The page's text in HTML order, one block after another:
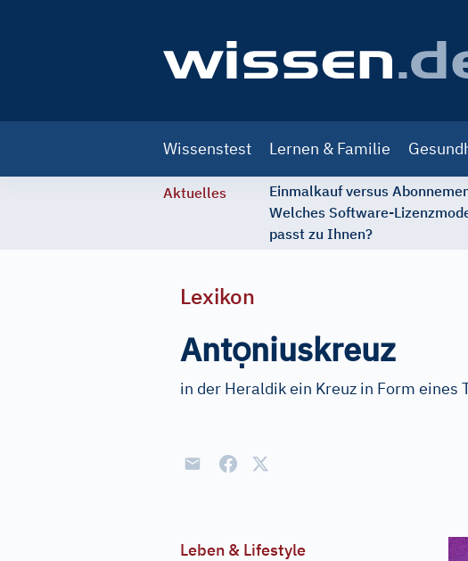
navigation
Wissenstest Lernen & Familie
Aktuelles
Einmalkauf versus
Welches Software-
passt zu Ihnen?
Lexikon
Antọniuskreuz
in der Heraldik ein Kreuz in Form eines
Leben & Lifestyle